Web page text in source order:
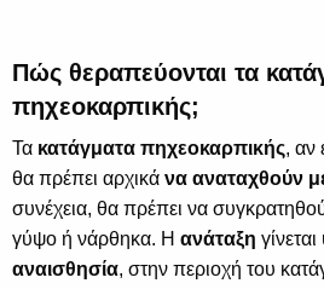
Πώς θεραπεύονται τα
πηχεοκαρπικής;
Τα κατάγματα πηχεοκαρπικής, αν
θα πρέπει αρχικά να αναταχθούν
συνέχεια, θα πρέπει να
γύψο ή νάρθηκα. Η ανάταξη
αναισθησία, στην περιοχή του